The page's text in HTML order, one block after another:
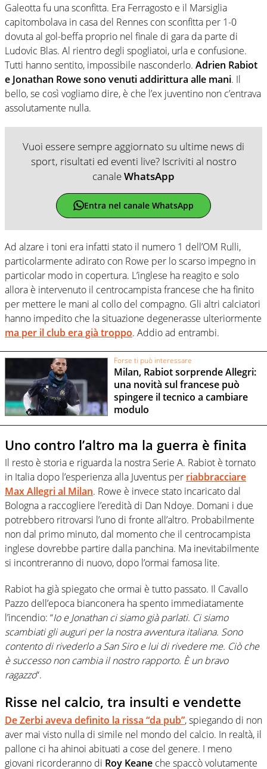
Galeotta fu una sconfitta. Era Ferragosto e il Marsiglia
capitombolava in casa del Rennes con sconfitta per 1-0
dovuta al gol-beffa proprio nel finale di gara da parte di
Ludovic Blas. Al rientro degli spogliatoi, urla e confusione.
Tutti hanno sentito, impossibile nasconderlo. Adrien Rabiot
e Jonathan Rowe sono venuti addirittura alle mani. Il
bello, se così vogliamo dire, è che l’ex juventino non c’entrava
assolutamente nulla.
Vuoi essere sempre aggiornato su ultime news di
sport, risultati ed eventi live? Iscriviti al nostro
canaleWhatsApp
Entra nel canale WhatsApp
Ad alzare i toni era infatti stato il numero 1 dell’OM Rulli,
particolarmente adirato con Rowe per lo scarso impegno in
particolar modo in copertura. L’inglese ha reagito e solo
allora è intervenuto il centrocampista francese che ha finito
per mettere le mani al collo del compagno. Gli altri calciatori
hanno impedito che la situazione degenerasse ulteriormente
ma per il club era già troppo. Addio ad entrambi.
Forse ti può interessare
Milan, Rabiot sorprende Allegri:
una novità sul francese può
spingere il tecnico a cambiare
modulo
Uno contro l’altro ma la guerra è finita
Il resto è storia e riguarda la nostra Serie A. Rabiot è tornato
in Italia dopo l’esperienza alla Juventus per riabbracciare
Max Allegri al Milan. Rowe è invece stato incaricato dal
Bologna a raccogliere l’eredità di Dan Ndoye. Domani i due
potrebbero ritrovarsi l’uno di fronte all’altro. Probabilmente
non dal primo minuto, dal momento che il centrocampista
inglese dovrebbe partire dalla panchina. Ma inevitabilmente
si incontreranno di nuovo, dopo l’ormai famosa lite.
Rabiot ha già spiegato che ormai è tutto passato. Il Cavallo
Pazzo dell’epoca bianconera ha spento immediatamente
l’incendio: “Io e Jonathan ci siamo già parlati. Ci siamo
scambiati gli auguri per la nostra avventura italiana. Sono
contento di rivederlo a San Siro e lui di rivedere me. Ciò che
è successo non cambia il nostro rapporto. È un bravo
ragazzo“.
Risse nel calcio, tra insulti e vendette
De Zerbi aveva definito la rissa “da pub”, spiegando di non
aver mai visto nulla di simile nel mondo del calcio. In realtà, il
pallone ci ha ahinoi abituati a cose del genere. I meno
giovani ricorderanno di Roy Keane che spaccò volutamente